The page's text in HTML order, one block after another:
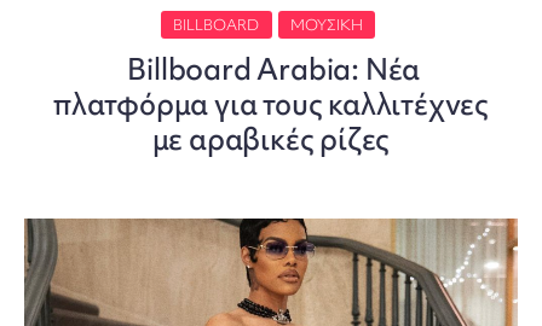
BILLBOARD ΜΟΥΣΙΚΉ
Billboard Arabia: Νέα
πλατφόρμα για τους καλλιτέχνες
με αραβικές ρίζες